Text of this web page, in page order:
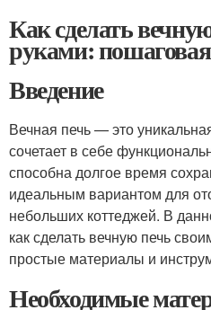
Как сделать
руками:
Введение
Вечная печь — это
сочетает в себе
способна долгое время
идеальным вариантом для
небольших коттеджей. В
как сделать вечную печь
простые материалы и
Необходимые